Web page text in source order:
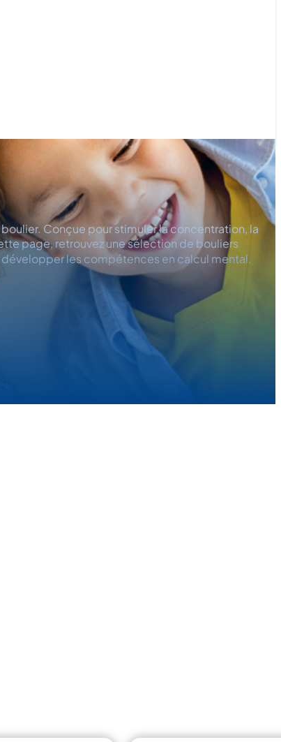
Conçue pour stimuler la concentration, la
page, retrouvez une sélection de bouliers
les compétences en calcul mental.